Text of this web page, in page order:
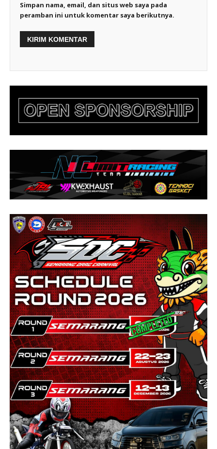
Simpan nama, email, dan situs web saya pada
peramban ini untuk komentar saya berikutnya.